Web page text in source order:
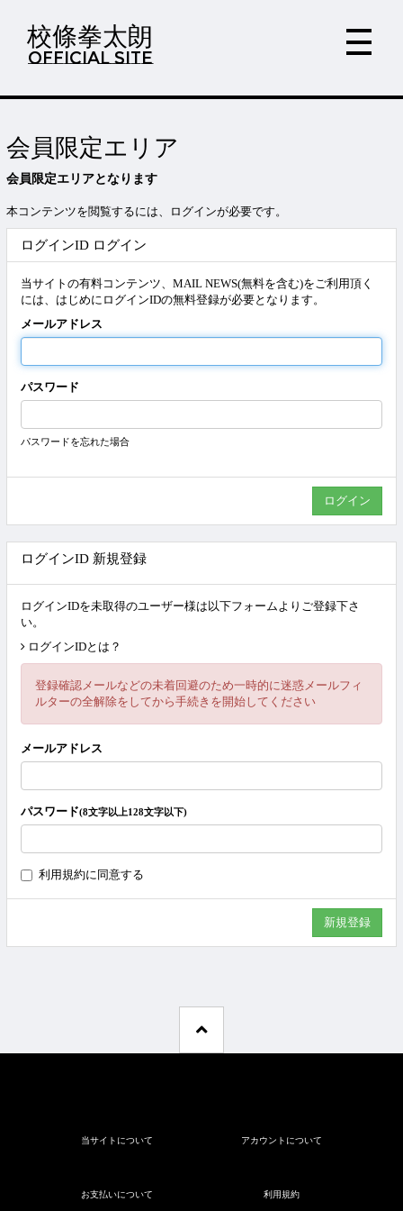
校條拳太朗
OFFICIAL SITE
会員限定エリア
会員限定エリアとなります
本コンテンツを閲覧するには、ログインが必要です。
ログインID ログイン
当サイトの有料コンテンツ、MAIL NEWS(無料を含む)をご利用頂く
には、はじめにログインIDの無料登録が必要となります。
メールアドレス
パスワード
パスワードを忘れた場合
ログインID 新規登録
ログインIDを未取得のユーザー様は以下フォームよりご登録下さ
い。
ログインIDとは？
登録確認メールなどの未着回避のため一時的に迷惑メールフィ
ルターの全解除をしてから手続きを開始してください
メールアドレス
パスワード(8文字以上128文字以下)
利用規約に同意する
当サイトについて アカウントについて
お支払いについて 利用規約